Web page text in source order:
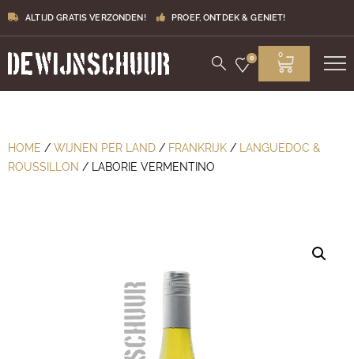
ALTIJD GRATIS VERZONDEN! PROEF, ONTDEK & GENIET!
0 0
HOME / WIJNEN PER LAND / FRANKRIJK / LANGUEDOC &
ROUSSILLON / LABORIE VERMENTINO